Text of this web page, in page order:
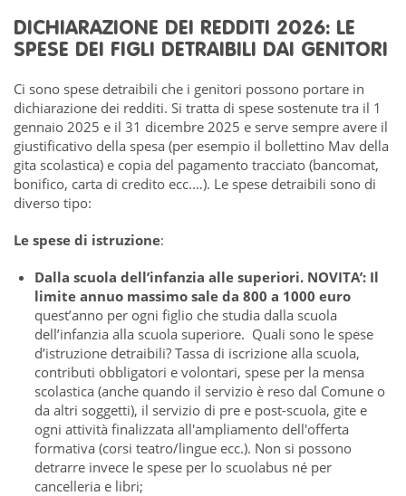
DICHIARAZIONE DEI REDDITI 2026: LE
SPESE DEI FIGLI DETRAIBILI DAI GENITORI
Ci sono spese detraibili che i genitori possono portare in
dichiarazione dei redditi. Si tratta di spese sostenute tra il 1
gennaio 2025 e il 31 dicembre 2025 e serve sempre avere il
giustificativo della spesa (per esempio il bollettino Mav della
gita scolastica) e copia del pagamento tracciato (bancomat,
bonifico, carta di credito ecc.…). Le spese detraibili sono di
diverso tipo:
Le spese di istruzione:
Dalla scuola dell’infanzia alle superiori. NOVITA’: Il
limite annuo massimo sale da 800 a 1000 euro
quest’anno per ogni figlio che studia dalla scuola
dell’infanzia alla scuola superiore. Quali sono le spese
d’istruzione detraibili? Tassa di iscrizione alla scuola,
contributi obbligatori e volontari, spese per la mensa
scolastica (anche quando il servizio è reso dal Comune o
da altri soggetti), il servizio di pre e post-scuola, gite e
ogni attività finalizzata all'ampliamento dell'offerta
formativa (corsi teatro/lingue ecc.). Non si possono
detrarre invece le spese per lo scuolabus né per
cancelleria e libri;